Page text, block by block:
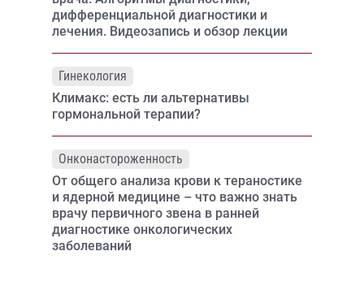
дифференциальной диагностики и
лечения. Видеозапись и обзор лекции
Гинекология
Климакс: есть ли альтернативы
гормональной терапии?
Онконастороженность
От общего анализа крови к тераностике
и ядерной медицине – что важно знать
врачу первичного звена в ранней
диагностике онкологических
заболеваний